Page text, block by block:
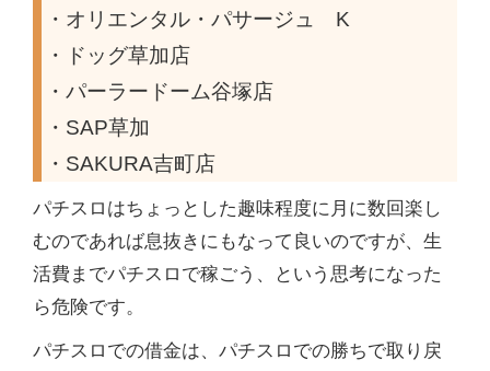
・オリエンタル・パサージュ K
・ドッグ草加店
・パーラードーム谷塚店
・SAP草加
・SAKURA吉町店
パチスロはちょっとした趣味程度に月に数回楽し
むのであれば息抜きにもなって良いのですが、生
活費までパチスロで稼ごう、という思考になった
ら危険です。
パチスロでの借金は、パチスロでの勝ちで取り戻